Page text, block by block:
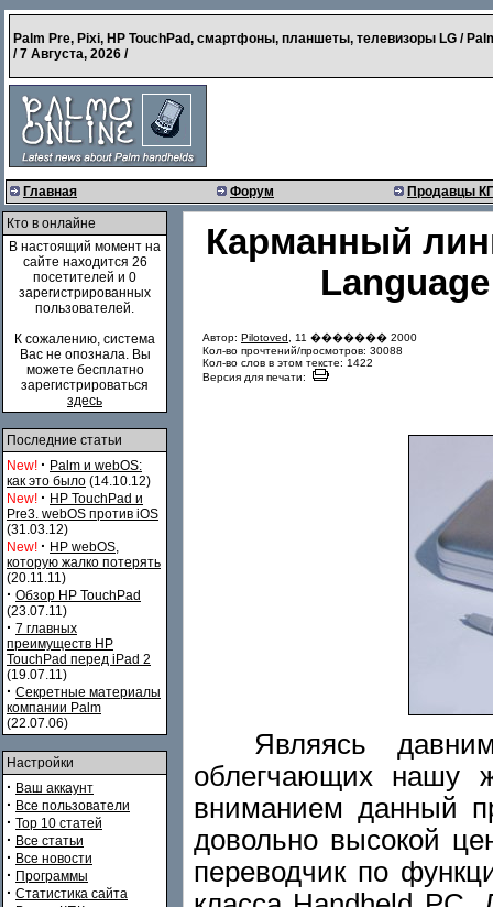
Palm Pre, Pixi, HP TouchPad, смартфоны, планшеты, телевизоры LG /
/7 Августа, 2026 /
Главная Форум Продавцы
Кто в онлайне
В настоящий момент на
сайте находится 26
посетителей и 0
зарегистрированных
пользователей.
К сожалению, система
Вас не опознала. Вы
можете бесплатно
зарегистрироваться
здесь
Последние статьи
New! · Palm и webOS:
как это было (14.10.12)
New! · HP TouchPad и
Pre3. webOS против iOS
(31.03.12)
New! · HP webOS,
которую жалко потерять
(20.11.11)
· Обзор HP TouchPad
(23.07.11)
· 7 главных
преимуществ HP
TouchPad перед iPad 2
(19.07.11)
· Секретные материалы
компании Palm
(22.07.06)
Настройки
· Ваш аккаунт
· Все пользователи
· Top 10 статей
· Все статьи
· Все новости
· Программы
· Статистика сайта
Карманный
Автор: Pilotoved , 11 ������� 2000
Кол-во прочтений/просмотров: 30088
Кол-во слов в этом тексте: 1422
Версия для печати:
Являясь давним
облегчающих нашу
вниманием данный
довольно высокой
переводчик по